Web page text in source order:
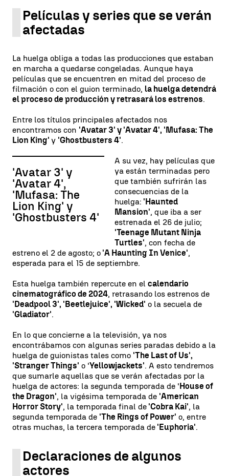
Películas y series que se verán
afectadas
La huelga obliga a todas las producciones que estaban
en marcha a quedarse congeladas. Aunque haya
películas que se encuentren en mitad del proceso de
filmación o con el guion terminado, la huelga detendrá
el proceso de producción y retrasará los estrenos.
Entre los títulos principales afectados nos
encontramos con 'Avatar 3' y 'Avatar 4', 'Mufasa: The
Lion King' y 'Ghostbusters 4'.
'Avatar 3' y
'Avatar 4',
'Mufasa: The
Lion King' y
'Ghostbusters 4'
A su vez, hay películas que
ya están terminadas pero
que también sufrirán las
consecuencias de la
huelga: 'Haunted
Mansion', que iba a ser
estrenada el 26 de julio;
'Teenage Mutant Ninja
Turtles', con fecha de
estreno el 2 de agosto; o 'A Haunting In Venice',
esperada para el 15 de septiembre.
Esta huelga también repercute en el calendario
cinematográfico de 2024, retrasando los estrenos de
'Deadpool 3', 'Beetlejuice', 'Wicked' o la secuela de
'Gladiator'.
En lo que concierne a la televisión, ya nos
encontrábamos con algunas series paradas debido a la
huelga de guionistas tales como 'The Last of Us',
'Stranger Things' o 'Yellowjackets'. A esto tendremos
que sumarle aquellas que se verán afectadas por la
huelga de actores: la segunda temporada de 'House of
the Dragon', la vigésima temporada de 'American
Horror Story', la temporada final de 'Cobra Kai', la
segunda temporada de 'The Rings of Power' o, entre
otras muchas, la tercera temporada de 'Euphoria'.
Declaraciones de algunos
actores